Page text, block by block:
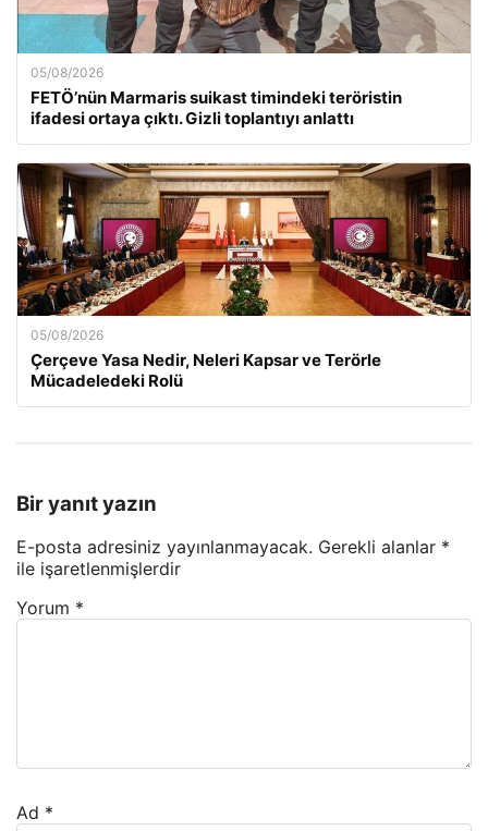
05/08/2026
FETÖ’nün Marmaris suikast timindeki teröristin
ifadesi ortaya çıktı. Gizli toplantıyı anlattı
05/08/2026
Çerçeve Yasa Nedir, Neleri Kapsar ve Terörle
Mücadeledeki Rolü
Bir yanıt yazın
E-posta adresiniz yayınlanmayacak. Gerekli alanlar *
ile işaretlenmişlerdir
Yorum *
Ad *